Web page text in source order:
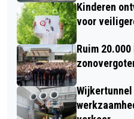
Kinderen
voor
Ruim